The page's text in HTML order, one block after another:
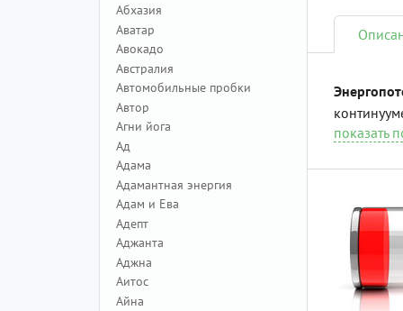
Абхазия
Аватар
Авокадо
Австралия
Автомобильные пробки
Автор
Агни йога
Ад
Адама
Адамантная энергия
Адам и Ева
Адепт
Аджанта
Аджна
Аитос
Айна
показать